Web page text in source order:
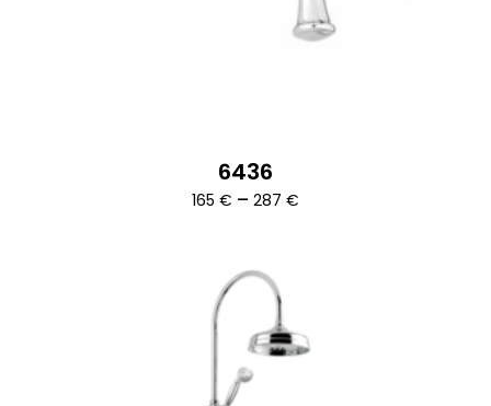
6436
165 € – 287 €Ártartomány: